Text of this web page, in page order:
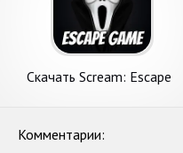
Скачать Scream: Escape
Комментарии: